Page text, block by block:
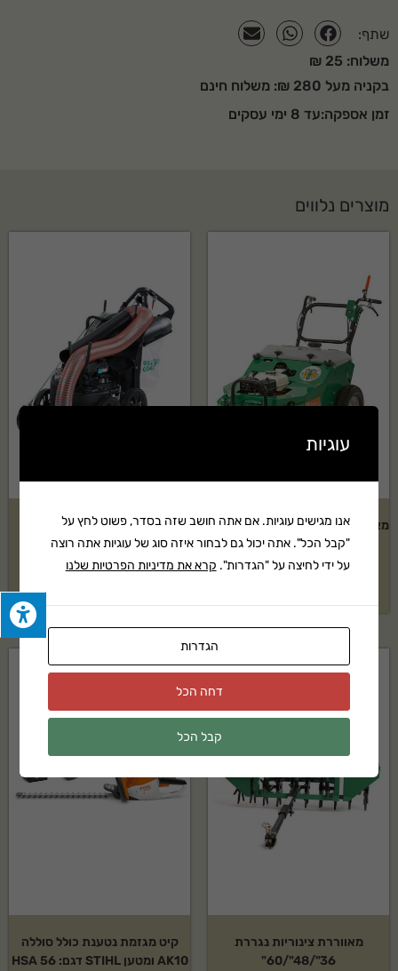
שתף:
משלוח: 25 ₪
בקניה מעל 280 ₪: משלוח חינם
זמן אספקה:עד 8 ימי עסקים
מוצרים נלווים
מאווררת צינוריות NG PLUGR 25"
הידרוסטטית
שואב עלים ופסולת Billy Goat
MV650SPH
מאווררת צינוריות נגררת
36"/48"/60"
קיט מגזמת נטענת כולל סוללה
AK10 ומטען STIHL דגם: HSA 56
עוגיות
אנו מגישים עוגיות. אם אתה חושב שזה בסדר, פשוט לחץ על
"קבל הכל". אתה יכול גם לבחור איזה סוג של עוגיות אתה רוצה
על ידי לחיצה על "הגדרות". קרא את מדיניות הפרטיות שלנו
הגדרות
דחה הכל
קבל הכל